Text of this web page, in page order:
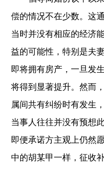
偿的情况不在少数。这
当时并没有相应的经济
益的可能性，特别是夫
即将拥有房产，一旦发
将得到显著提升。然而
属间共有纠纷时有发生
当事人往往并没有预想
即便承诺方主观上仍然
中的胡某甲一样，征收